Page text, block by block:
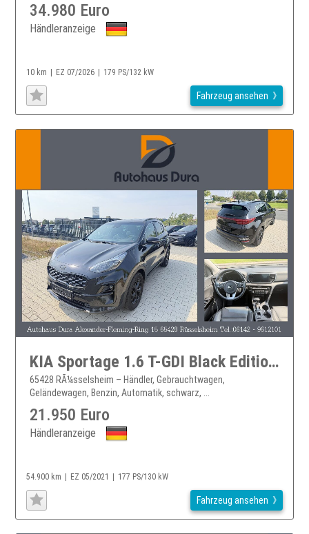
34.980 Euro
Händleranzeige
10 km EZ 07/2026 179 PS/132 kW
Fahrzeug ansehen
KIA Sportage 1.6 T-GDI Black Edition 4WD Aut. Navi...
65428 RÃ¼sselsheim – Händler, Gebrauchtwagen,
Geländewagen, Benzin, Automatik, schwarz, ...
21.950 Euro
Händleranzeige
54.900 km EZ 05/2021 177 PS/130 kW
Fahrzeug ansehen